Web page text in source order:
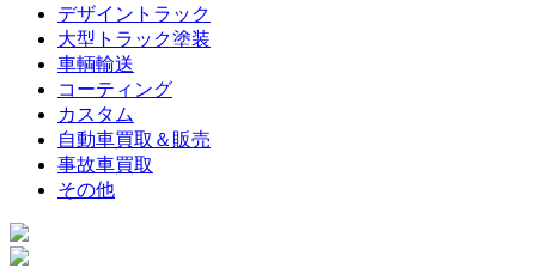
デザイントラック
大型トラック塗装
車輌輸送
コーティング
カスタム
自動車買取＆販売
事故車買取
その他